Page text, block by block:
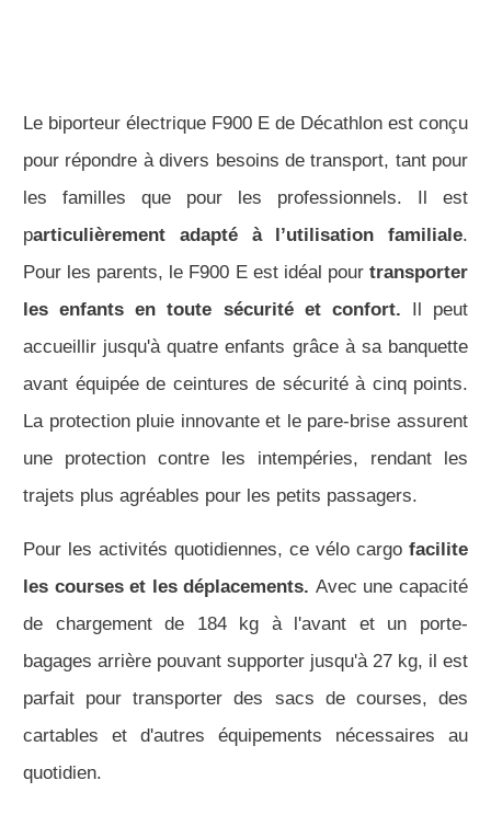
Le biporteur électrique F900 E de Décathlon est conçu
pour répondre à divers besoins de transport, tant pour
les familles que pour les professionnels. Il est
particulièrement adapté à l’utilisation familiale.
Pour les parents, le F900 E est idéal pour transporter
les enfants en toute sécurité et confort.
Il peut
accueillir jusqu'à quatre enfants grâce à sa banquette
avant équipée de ceintures de sécurité à cinq points.
La protection pluie innovante et le pare-brise assurent
une protection contre les intempéries, rendant les
trajets plus agréables pour les petits passagers.
Pour les activités quotidiennes, ce vélo cargo facilite
les courses et les déplacements. Avec une capacité
de chargement de 184 kg à l'avant et un porte-
bagages arrière pouvant supporter jusqu'à 27 kg, il est
parfait pour transporter des sacs de courses, des
cartables et d'autres équipements nécessaires au
quotidien.